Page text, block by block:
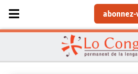
Sélectionnez votre langue
abonnez-